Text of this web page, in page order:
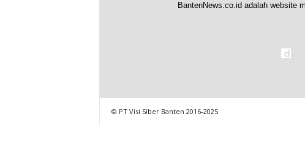
BantenNews.co.id adalah website
© PT Visi Siber Banten 2016-2025